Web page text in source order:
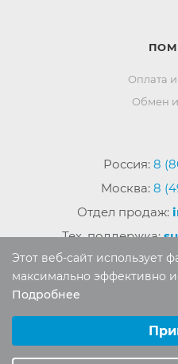
Оплата и
Обмен и
Россия: 8
Москва: 8
Отдел продаж:
Тех. поддержка:
материалов сайта без
Этот веб-сайт использует
максимально эффективно
Подробнее
Аналитические/